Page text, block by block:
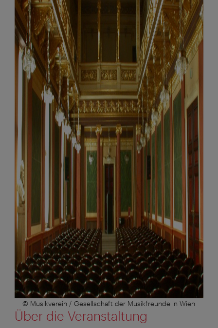
© Musikverein / Gesellschaft der Musikfreunde in Wien
Über die Veranstaltung